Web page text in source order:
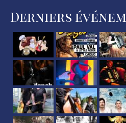
Derniers